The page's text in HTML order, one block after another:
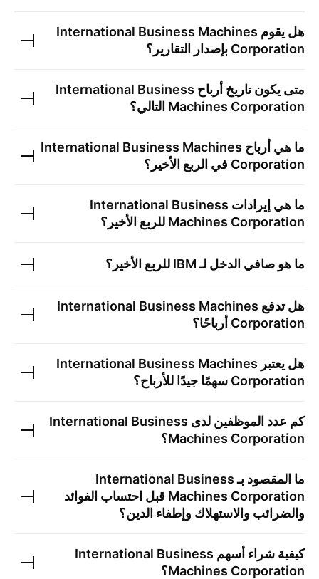
هل يقوم International Business Machines
Corporation بإصدار التقارير؟
متى يكون تاريخ أرباح International Business
Machines Corporation التالي؟
ما هي أرباح International Business Machines
Corporation في الربع الأخير؟
ما هي إيرادات International Business
Machines Corporation للربع الأخير؟
ما هو صافي الدخل لـIBM للربع الأخير؟
هل تدفع International Business Machines
Corporation أرباحًا؟
هل يعتبر International Business Machines
Corporation سهمًا جيدًا للأرباح؟
كم عدد الموظفين لدى International Business
Machines Corporation؟
ما المقصود بـInternational Business
Machines Corporation قبل احتساب الفوائد
والضرائب والاستهلاك وإطفاء الدين؟
كيفية شراء أسهم International Business
Machines Corporation؟